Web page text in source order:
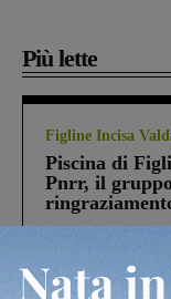
Più lette
Figline Incisa
Piscina di
Pnrr, il
Un anno fa la